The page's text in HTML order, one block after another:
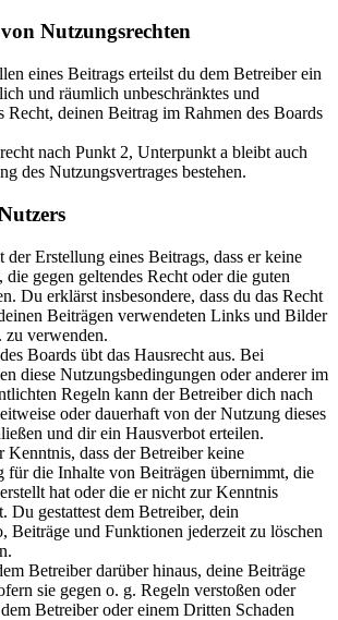
Nutzungsrechten
eines Beitrags erteilst du dem Betreiber ein
und räumlich unbeschränktes und
Recht, deinen Beitrag im Rahmen des Boards
nach Punkt 2, Unterpunkt a bleibt auch
des Nutzungsvertrages bestehen.
der Erstellung eines Beitrags, dass er keine
die gegen geltendes Recht oder die guten
Du erklärst insbesondere, dass du das Recht
Beiträgen verwendeten Links und Bilder
zu verwenden.
Boards übt das Hausrecht aus. Bei
diese Nutzungsbedingungen oder anderer im
Regeln kann der Betreiber dich nach
oder dauerhaft von der Nutzung dieses
und dir ein Hausverbot erteilen.
Kenntnis, dass der Betreiber keine
für die Inhalte von Beiträgen übernimmt, die
hat oder die er nicht zur Kenntnis
Du gestattest dem Betreiber, dein
Beiträge und Funktionen jederzeit zu löschen
Betreiber darüber hinaus, deine Beiträge
sie gegen o. g. Regeln verstoßen oder
Betreiber oder einem Dritten Schaden